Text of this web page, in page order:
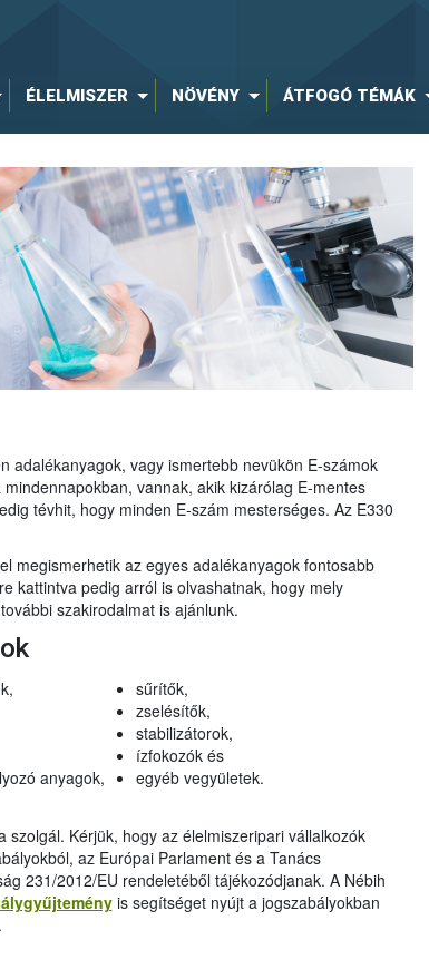
ÉLELMISZER NÖVÉNY ÁTFOGÓ TÉMÁK
adalékanyagok, vagy ismertebb nevükön E-számok
vannak, akik kizárólag E-mentes
tévhit, hogy minden E-szám mesterséges. Az E330
megismerhetik az egyes adalékanyagok fontosabb
kattintva pedig arról is olvashatnak, hogy mely
szakirodalmat is ajánlunk.
anyagok,
sűrítők,
zselésítők,
stabilizátorok,
ízfokozók és
egyéb vegyületek.
Kérjük, hogy az élelmiszeripari vállalkozók
az Európai Parlament és a Tanács
231/2012/EU rendeletéből tájékozódjanak. A Nébih
is segítséget nyújt a jogszabályokban